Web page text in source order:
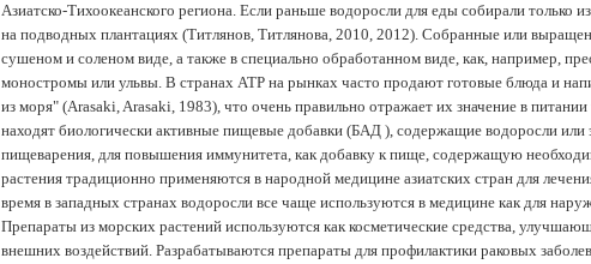
Азиатско-Тихоокеанского региона. Если раньше водоросли для еды собирали только
на подводных плантациях (Tитлянов, Титлянова, 2010, 2012). Собранные или
сушеном и соленом виде, а также в специально обработанном виде, как, например,
моностромы или ульвы. В странах АТР на рынках часто продают готовые блюда и
из моря" (Arasaki, Arasaki, 1983), что очень правильно отражает их значение в
находят биологически активные пищевые добавки (БАД ), содержащие водоросли
пищеварения, для повышения иммунитета, как добавку к пище, содержащую
растения традиционно применяются в народной медицине азиатских стран для
время в западных странах водоросли все чаще используются в медицине как для
Препараты из морских растений используются как косметические средства,
внешних воздействий. Разрабатываются препараты для профилактики раковых